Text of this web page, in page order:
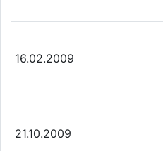
16.02.2009
21.10.2009